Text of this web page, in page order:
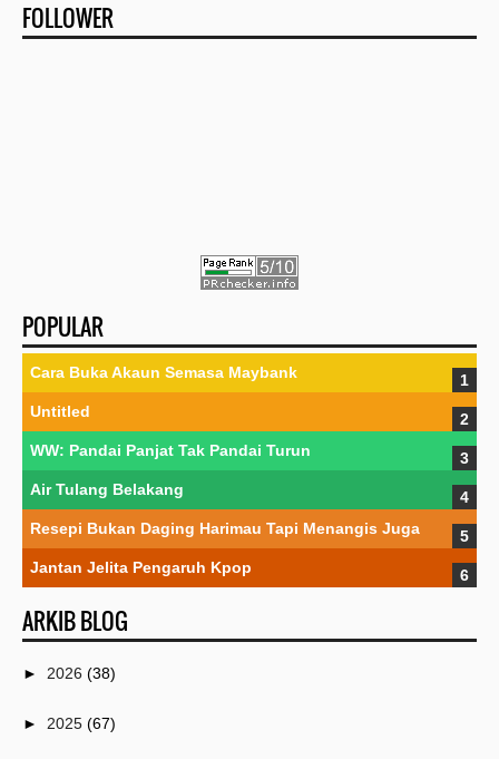
FOLLOWER
POPULAR
Cara Buka Akaun Semasa Maybank
Untitled
WW: Pandai Panjat Tak Pandai Turun
Air Tulang Belakang
Resepi Bukan Daging Harimau Tapi Menangis Juga
Jantan Jelita Pengaruh Kpop
ARKIB BLOG
► 2026 (38)
► 2025 (67)